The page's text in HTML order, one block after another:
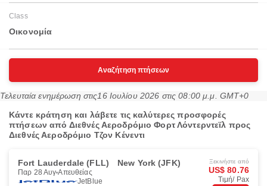
Class
Οικονομία
Αναζήτηση πτήσεων
Τελευταία ενημέρωση στις16 Ιουλίου 2026 στις 08:00 μ.μ. GMT+0
Κάντε κράτηση και λάβετε τις καλύτερες προσφορές
πτήσεων από Διεθνές Αεροδρόμιο Φορτ Λόντερντεϊλ προς
Διεθνές Αεροδρόμιο Τζον Κένεντι
Fort Lauderdale (FLL) New York (JFK)
Παρ 28 Αυγ Απευθείας
JetBlue
Ξεκινήστε από
US$ 80.76
Τιμή/ Pax